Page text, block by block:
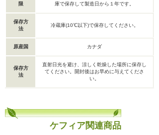
限
庫で保存して製造日から１年です。
保存方
法
冷蔵庫(10℃以下)で保存してください。
原産国 カナダ
保存方
法
直射日光を避け、涼しく乾燥した場所に保存し
てください。開封後はお早めに与えてくださ
い。
ケフィア関連商品